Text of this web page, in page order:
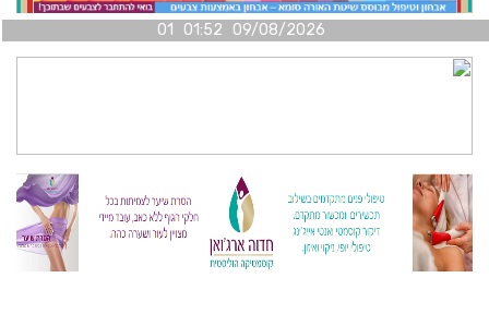
09/08/2026 01:52 01